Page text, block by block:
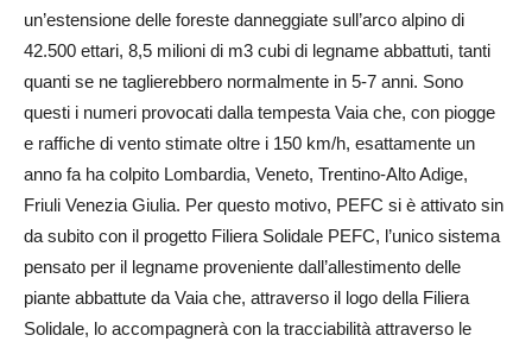
un’estensione delle foreste danneggiate sull’arco alpino di
42.500 ettari, 8,5 milioni di m3 cubi di legname abbattuti, tanti
quanti se ne taglierebbero normalmente in 5-7 anni. Sono
questi i numeri provocati dalla tempesta Vaia che, con piogge
e raffiche di vento stimate oltre i 150 km/h, esattamente un
anno fa ha colpito Lombardia, Veneto, Trentino-Alto Adige,
Friuli Venezia Giulia. Per questo motivo, PEFC si è attivato sin
da subito con il progetto Filiera Solidale PEFC, l’unico sistema
pensato per il legname proveniente dall’allestimento delle
piante abbattute da Vaia che, attraverso il logo della Filiera
Solidale, lo accompagnerà con la tracciabilità attraverso le